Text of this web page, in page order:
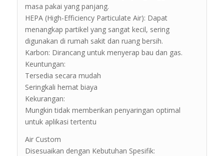
masa pakai yang panjang.
HEPA (High-Efficiency Particulate Air): Dapat
menangkap partikel yang sangat kecil, sering
digunakan di rumah sakit dan ruang bersih.
Karbon: Dirancang untuk menyerap bau dan gas.
Keuntungan:
Tersedia secara mudah
Seringkali hemat biaya
Kekurangan:
Mungkin tidak memberikan penyaringan optimal
untuk aplikasi tertentu
Air Custom
Disesuaikan dengan Kebutuhan Spesifik: